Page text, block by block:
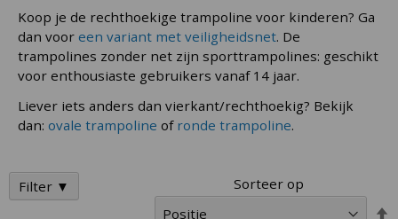
Koop je de rechthoekige trampoline voor kinderen? Ga
dan voor een variant met veiligheidsnet. De
trampolines zonder net zijn sporttrampolines: geschikt
voor enthousiaste gebruikers vanaf 14 jaar.
Liever iets anders dan vierkant/rechthoekig? Bekijk
dan: ovale trampoline of ronde trampoline.
Sorteer op
Filter ▼